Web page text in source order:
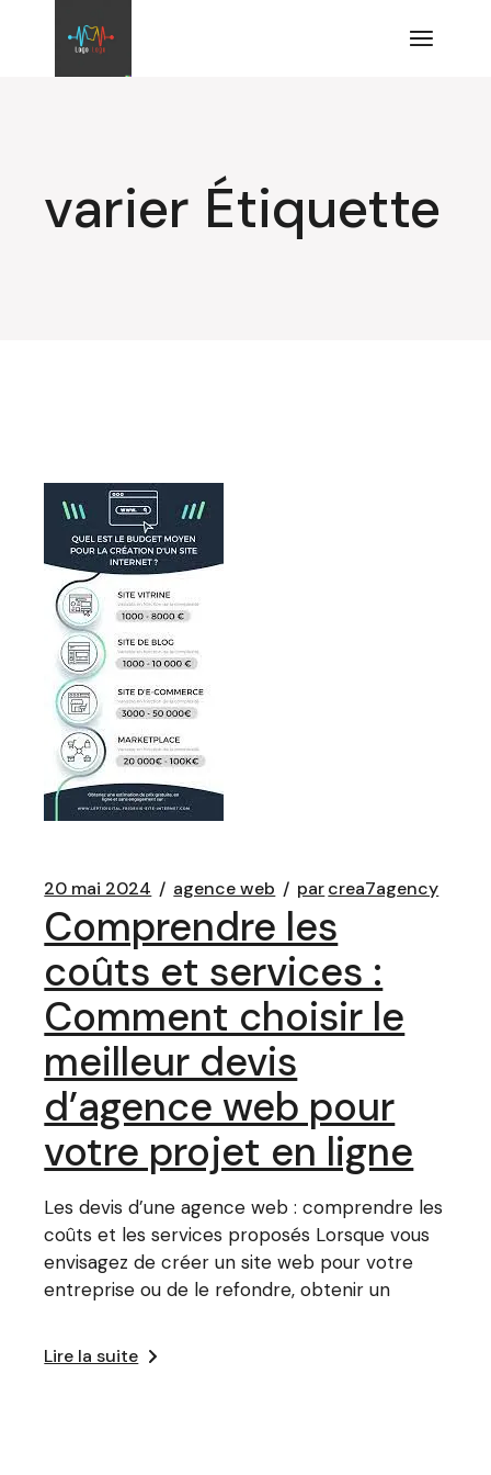
contenu
varier Étiquette
20 mai 2024 agence web parcrea7agency
Comprendre les
coûts et services :
Comment choisir le
meilleur devis
d’agence web pour
votre projet en ligne
Les devis d’une agence web : comprendre les
coûts et les services proposés Lorsque vous
envisagez de créer un site web pour votre
entreprise ou de le refondre, obtenir un
Lire la suite